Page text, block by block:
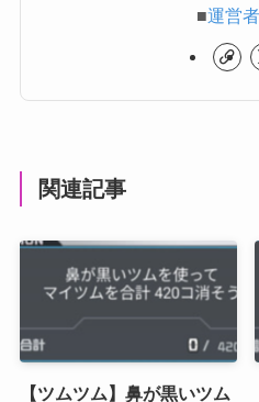
■運営
関連記事
【ツムツム】鼻が黒いツム